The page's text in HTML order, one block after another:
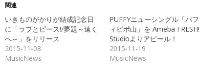
有
(新
し
い
ウ
ィ
ン
ド
ク
リ
ッ
し
関連
いきものがかりが結成記念日
に「ラブとピース!/夢題～遠く
へ～」をリリース
2015-11-08
MusicNews
PUFFYニューシングル「パフ
ィピポ山」を Ameba FRESH!
Studioよりアピール！
2015-11-19
MusicNews